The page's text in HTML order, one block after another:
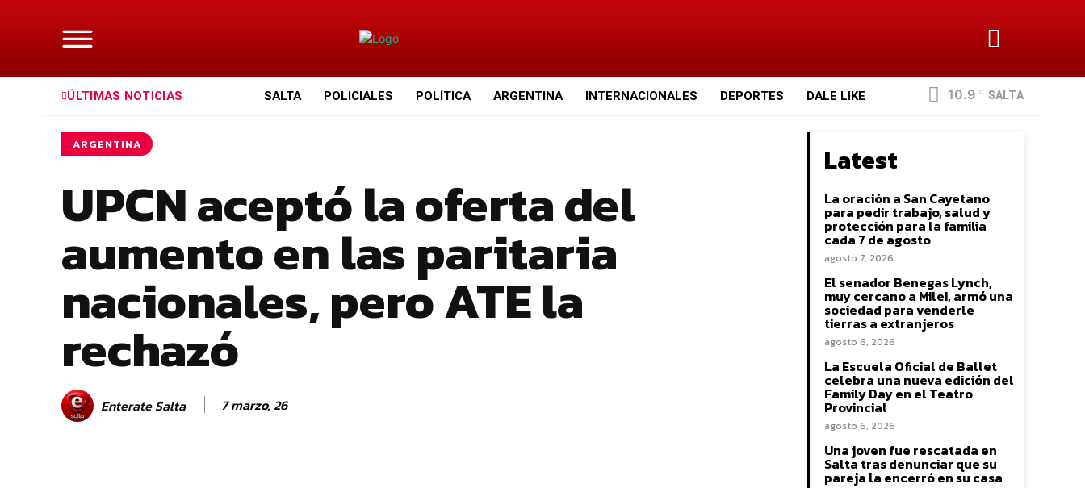
ÚLTIMAS NOTICIAS SALTA POLICIALES POLÍTICA ARGENTINA INTERNACIONALES DEPORTES DALE LIKE 10.9 C SALTA
ARGENTINA
UPCN aceptó la oferta del
aumento en las paritaria
nacionales, pero ATE la
rechazó
Enterate Salta 7 marzo, 26
Latest
La oración a San Cayetano
para pedir trabajo, salud y
protección para la familia
cada 7 de agosto
agosto 7, 2026
El senador Benegas Lynch,
muy cercano a Milei, armó una
sociedad para venderle
tierras a extranjeros
agosto 6, 2026
La Escuela Oficial de Ballet
celebra una nueva edición del
Family Day en el Teatro
Provincial
agosto 6, 2026
Una joven fue rescatada en
Salta tras denunciar que su
pareja la encerró en su casa